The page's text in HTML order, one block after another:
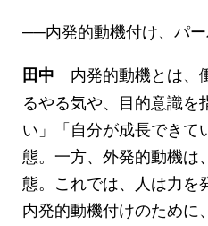
──内発的動機付け、パー
田中 内発的動機とは、
るやる気や、目的意識を
い」「自分が成長できて
態。一方、外発的動機は
態。これでは、人は力を
内発的動機付けのために